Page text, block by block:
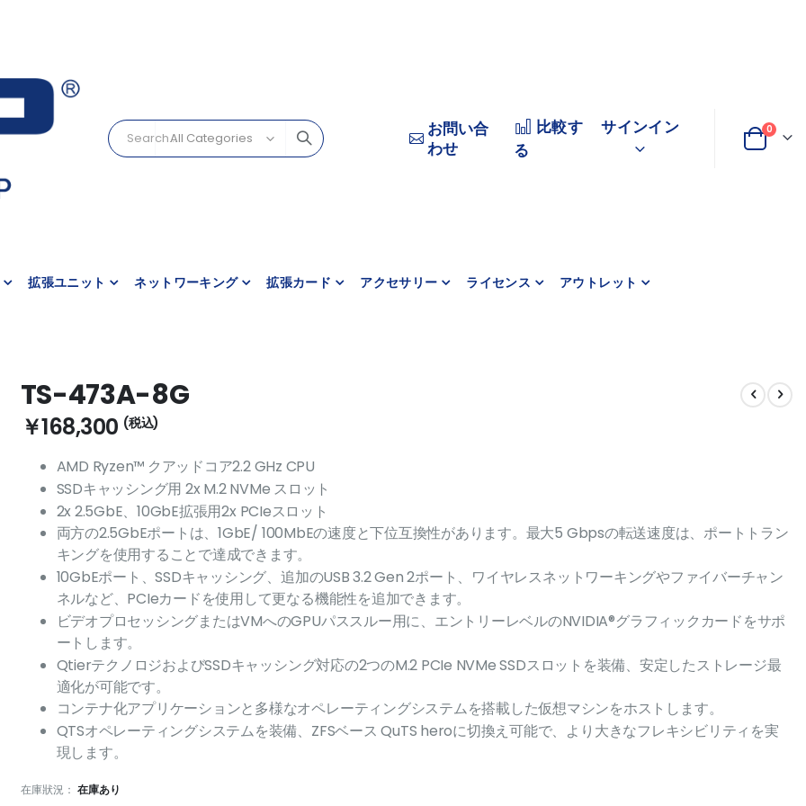
お問い合
わせ
比較す
る
サインイン
変
カート
0商品
拡張ユニット ネットワーキング 拡張カード アクセサリー ライセンス アウトレット
TS-473A-8G
￥168,300
AMD Ryzen™ クアッドコア2.2 GHz CPU
SSDキャッシング用 2x M.2 NVMe スロット
2x 2.5GbE、10GbE拡張用2x PCIeスロット
両方の2.5GbEポートは、1GbE/ 100MbEの速度と下位互換性があります。最大5 Gbpsの転送速度は、ポートトラン
キングを使用することで達成できます。
10GbEポート、SSDキャッシング、追加のUSB 3.2 Gen 2ポート、ワイヤレスネットワーキングやファイバーチャン
ネルなど、PCIeカードを使用して更なる機能性を追加できます。
ビデオプロセッシングまたはVMへのGPUパススルー用に、エントリーレベルのNVIDIA®グラフィックカードをサポ
ートします。
QtierテクノロジおよびSSDキャッシング対応の2つのM.2 PCIe NVMe SSDスロットを装備、安定したストレージ最
適化が可能です。
コンテナ化アプリケーションと多様なオペレーティングシステムを搭載した仮想マシンをホストします。
QTSオペレーティングシステムを装備、ZFSベース QuTS heroに切換え可能で、より大きなフレキシビリティを実
現します。
在庫狀況： 在庫あり